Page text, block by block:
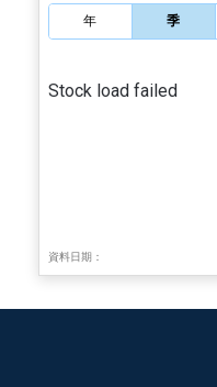
年 季
Stock load failed
資料日期：